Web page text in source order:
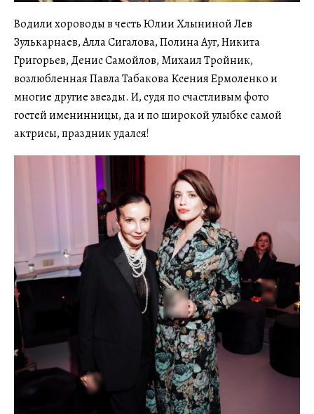
Водили хороводы в честь Юлии Хлыниной Лев
Зулькарнаев, Алла Сигалова, Полина Ауг, Никита
Григорьев, Денис Самойлов, Михаил Тройник,
возлюбленная Павла Табакова Ксения Ермоленко и
многие другие звезды. И, судя по счастливым фото
гостей именинницы, да и по широкой улыбке самой
актрисы, праздник удался!